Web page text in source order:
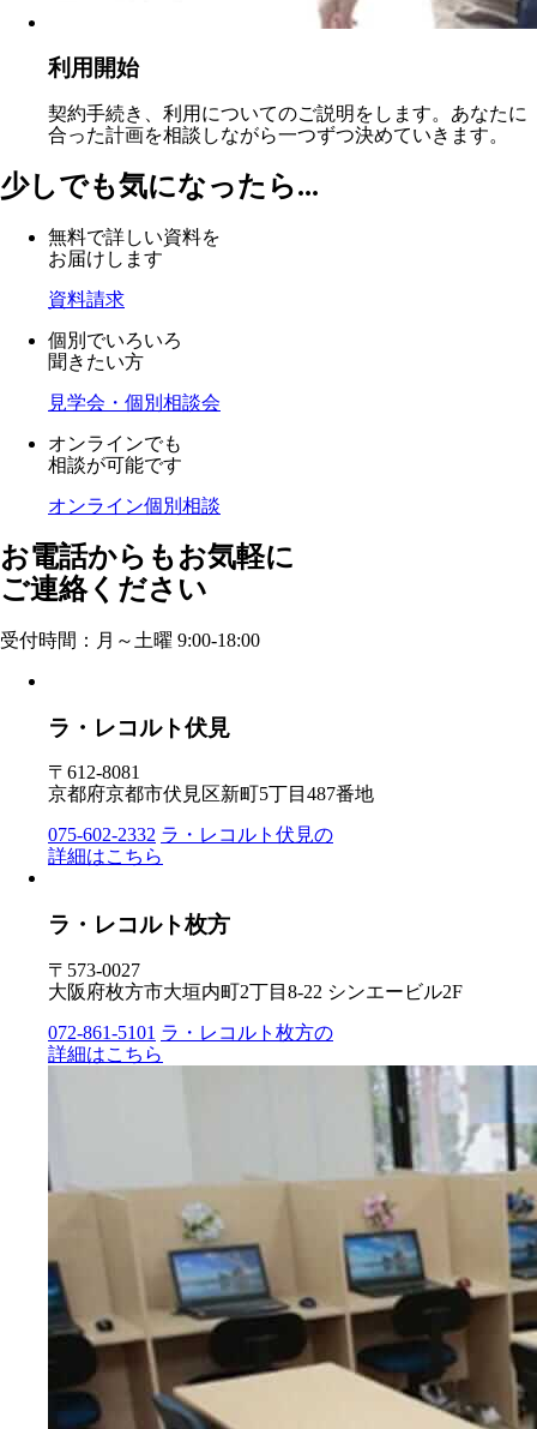
利用開始
契約手続き、利用についてのご説明をします。あなたに
合った計画を相談しながら一つずつ決めていきます。
少しでも気になったら...
無料で詳しい資料を
お届けします
資料請求
個別でいろいろ
聞きたい方
見学会・個別相談会
オンラインでも
相談が可能です
オンライン個別相談
お電話からもお気軽に
ご連絡ください
受付時間：月～土曜 9:00-18:00
ラ・レコルト伏見
〒612-8081
京都府京都市伏見区新町5丁目487番地
075-602-2332 ラ・レコルト伏見の
詳細はこちら
ラ・レコルト枚方
〒573-0027
大阪府枚方市大垣内町2丁目8-22 シンエービル2F
072-861-5101 ラ・レコルト枚方の
詳細はこちら